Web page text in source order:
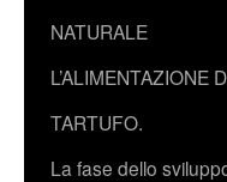
NATURALE
L’ALIMENTAZIONE
TARTUFO.
La fase dello